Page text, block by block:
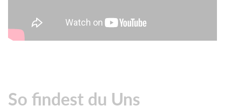
So findest du Uns